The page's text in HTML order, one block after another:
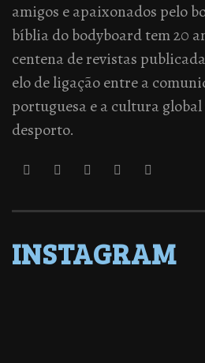
amigos e apaixonados pelo
bíblia do bodyboard tem 20
centena de revistas
elo de ligação entre a
portuguesa e a cultura global
desporto.
INSTAGRAM